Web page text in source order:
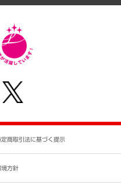
について
定商取引法に基づく提示
境方針